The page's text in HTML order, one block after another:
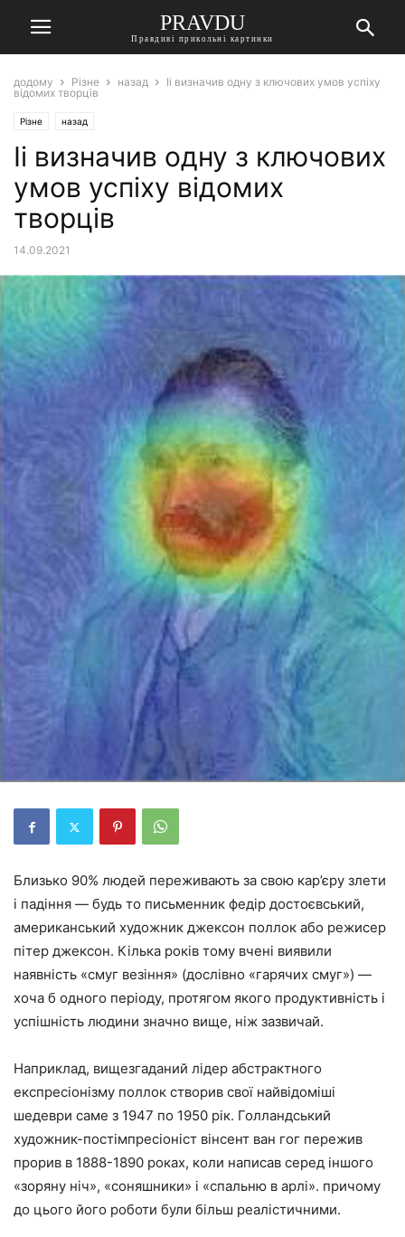
PRAVDU
Правдиві прикольні картинки
додому Різне назад
Іі визначив одну з ключових умов успіху
відомих творців
Різне назад
Іі визначив одну з ключових
умов успіху відомих
творців
14.09.2021
Близько 90% людей переживають за свою кар’єру злети
і падіння — будь то письменник федір достоєвський,
американський художник джексон поллок або режисер
пітер джексон. Кілька років тому вчені виявили
наявність «смуг везіння» (дослівно «гарячих смуг») —
хоча б одного періоду, протягом якого продуктивність і
успішність людини значно вище, ніж зазвичай.
Наприклад, вищезгаданий лідер абстрактного
експресіонізму поллок створив свої найвідоміші
шедеври саме з 1947 по 1950 рік. Голландський
художник-постімпресіоніст вінсент ван гог пережив
прорив в 1888-1890 роках, коли написав серед іншого
«зоряну ніч», «соняшники» і «спальню в арлі». причому
до цього його роботи були більш реалістичними.